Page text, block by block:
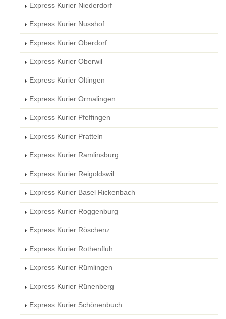
Express Kurier Niederdorf
Express Kurier Nusshof
Express Kurier Oberdorf
Express Kurier Oberwil
Express Kurier Oltingen
Express Kurier Ormalingen
Express Kurier Pfeffingen
Express Kurier Pratteln
Express Kurier Ramlinsburg
Express Kurier Reigoldswil
Express Kurier Basel Rickenbach
Express Kurier Roggenburg
Express Kurier Röschenz
Express Kurier Rothenfluh
Express Kurier Rümlingen
Express Kurier Rünenberg
Express Kurier Schönenbuch